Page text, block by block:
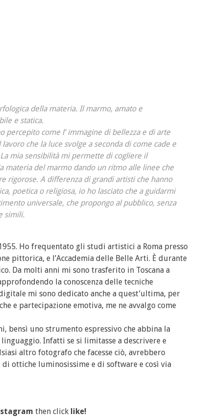
della materia. Il marmo, amato e
e statica.
come l’ immagine di bellezza e di arte
che la luce svolge a seconda di come cade e
mia sensibilità mi permette di cogliere il
materia del marmo dando un ritmo alle linee che
rigorose. A differenza di grandi artisti che hanno
poetica o religiosa, io ho lasciato che a guidarmi
universale, che propongo al pubblico, senza
simili.
Ho frequentato gli studi artistici a Roma presso
pittorica, e l’Accademia delle Belle Arti. È durante
Da molti anni mi sono trasferito in Toscana a
la conoscenza delle tecniche
mi sono dedicato anche a quest’ultima, per
e partecipazione emotiva, me ne avvalgo come
bensì uno strumento espressivo che abbina la
Infatti se si limitasse a descrivere e
altro fotografo che facesse ciò, avrebbero
ottiche luminosissime e di software e così via
then click like!